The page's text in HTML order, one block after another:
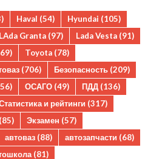
Haval (54) Hyundai (105)
LAda Granta (97) Lada Vesta (91)
Toyota (78)
(706) Безопасность (209)
ОСАГО (49) ПДД (136)
и рейтинги (317)
(85) Экзамен (57)
автоваз (88) автозапчасти (68)
(81)